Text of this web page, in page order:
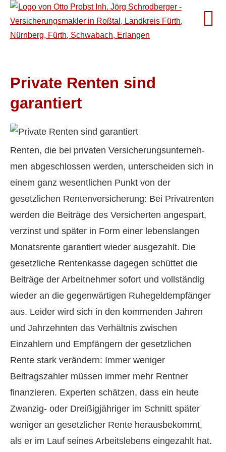
Private Renten sind
garantiert
Renten, die bei privaten Ver­si­che­rungs­un­ter­neh­
men abgeschlossen werden, unterscheiden sich in
einem ganz wesentlichen Punkt von der
gesetzlichen Rentenversicherung: Bei Privatrenten
werden die Beiträge des Versicherten angespart,
verzinst und später in Form einer lebenslangen
Monatsrente garantiert wieder ausgezahlt. Die
gesetzliche Rentenkasse dagegen schüttet die
Beiträge der Arbeitnehmer sofort und vollständig
wieder an die gegenwärtigen Ruhegeldempfänger
aus. Leider wird sich in den kommenden Jahren
und Jahrzehnten das Verhältnis zwischen
Einzahlern und Empfängern der gesetzlichen
Rente stark verändern: Immer weniger
Beitragszahler müssen immer mehr Rentner
finanzieren. Experten schätzen, dass ein heute
Zwanzig- oder Dreißigjähriger im Schnitt später
weniger an gesetzlicher Rente herausbekommt,
als er im Lauf seines Arbeitslebens eingezahlt hat.